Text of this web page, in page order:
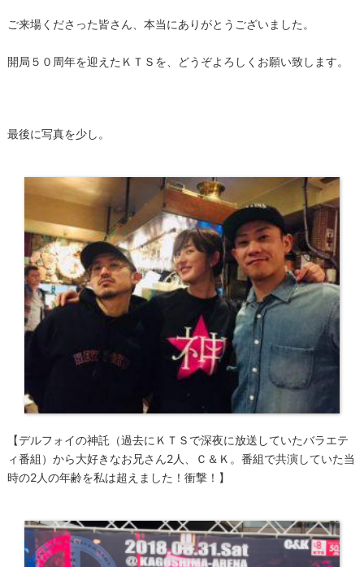
ご来場くださった皆さん、本当にありがとうございました。
開局５０周年を迎えたＫＴＳを、どうぞよろしくお願い致します。
最後に写真を少し。
【デルフォイの神託（過去にＫＴＳで深夜に放送していたバラエテ
ィ番組）から大好きなお兄さん2人、Ｃ＆Ｋ。番組で共演していた当
時の2人の年齢を私は超えました！衝撃！】